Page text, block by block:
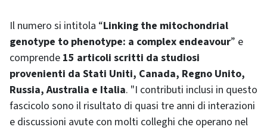
Il numero si intitola “Linking the mitochondrial
genotype to phenotype: a complex endeavour” e
comprende 15 articoli scritti da studiosi
provenienti da Stati Uniti, Canada, Regno Unito,
Russia, Australia e Italia. "I contributi inclusi in questo
fascicolo sono il risultato di quasi tre anni di interazioni
e discussioni avute con molti colleghi che operano nel